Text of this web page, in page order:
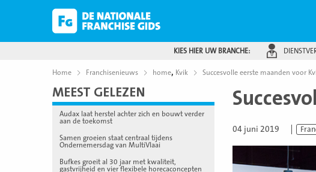
KIES HIER UW BRANCHE:
Home Franchisenieuws home, Kvik Succesvolle eerste maanden voor
MEEST GELEZEN
Audax laat herstel achter zich en bouwt verder
aan de toekomst
Samen groeien staat centraal tijdens
Ondernemersdag van MultiVlaai
Bufkes groeit al 30 jaar met kwaliteit,
gastvrijheid en vier flexibele horecaconcepten
04 juni 2019